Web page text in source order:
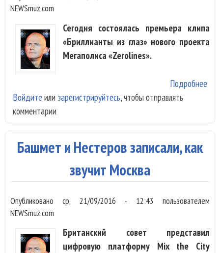
NEWSmuz.com
Сегодня состоялась премьера клипа
«Бриллианты из глаз» нового проекта
Мегаполиса «Zerolines».
Подробнее
Войдите или зарегистрируйтесь, чтобы отправлять
комментарии
Башмет и Нестеров записали, как
звучит Москва
Опубликованоср, 21/09/2016 - 12:43 пользователем
NEWSmuz.com
Британский совет представил
цифровую платформу Mix the City